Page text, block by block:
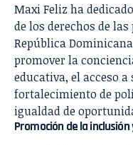
Maxi Feliz ha
de los derechos de
República
promover la
educativa, el acceso
fortalecimiento de
igualdad de
Promoción de la